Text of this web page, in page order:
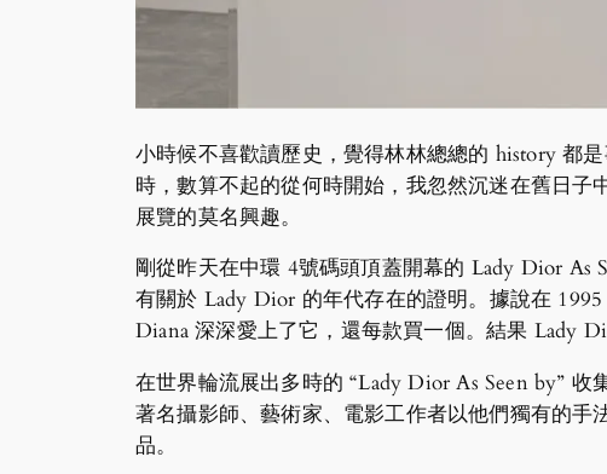
小時候不喜歡讀歷史，覺得林林總總的 history 都
時，數算不起的從何時開始，我忽然沉迷在舊日
展覽的莫名興趣。
剛從昨天在中環 4號碼頭頂蓋開幕的 Lady Dior
有關於 Lady Dior 的年代存在的證明。據說在
Diana 深深愛上了它，還每款買一個。結果 Lady
在世界輪流展出多時的 “Lady Dior As Seen by”
著名攝影師、藝術家、電影工作者以他們獨有的
品。